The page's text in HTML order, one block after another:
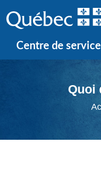
Centre de
Quoi